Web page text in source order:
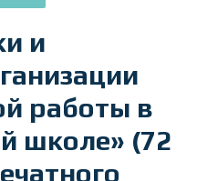
и
работы в
школе» (72